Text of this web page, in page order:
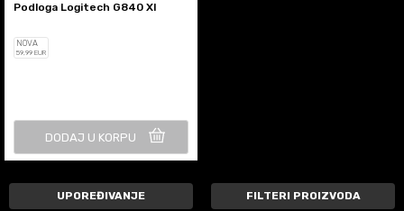
Podloga Logitech G840 Xl
NOVA
59,99 EUR
DODAJ U KORPU
UPOREĐIVANJE FILTERI PROIZVODA